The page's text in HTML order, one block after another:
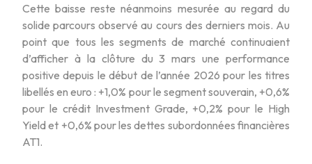
Cette baisse reste néanmoins mesurée au regard du
solide parcours observé au cours des derniers mois. Au
point que tous les segments de marché continuaient
d’afficher à la clôture du 3 mars une performance
positive depuis le début de l’année 2026 pour les titres
libellés en euro : +1,0% pour le segment souverain, +0,6%
pour le crédit Investment Grade, +0,2% pour le High
Yield et +0,6% pour les dettes subordonnées financières
AT1.